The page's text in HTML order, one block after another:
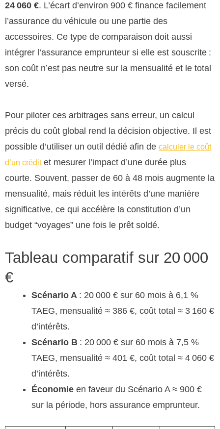
24 060 €. L’écart d’environ 900 € finance facilement
l’assurance du véhicule ou une partie des
accessoires. Ce type de comparaison doit aussi
intégrer l’assurance emprunteur si elle est souscrite :
son coût n’est pas neutre sur la mensualité et le total
versé.
Pour piloter ces arbitrages sans erreur, un calcul
précis du coût global rend la décision objective. Il est
possible d’utiliser un outil dédié afin de calculer le coût
d’un créditet mesurer l’impact d’une durée plus
courte. Souvent, passer de 60 à 48 mois augmente la
mensualité, mais réduit les intérêts d’une manière
significative, ce qui accélère la constitution d’un
budget “voyages” une fois le prêt soldé.
Tableau comparatif sur 20 000
€
Scénario A : 20 000 € sur 60 mois à 6,1 %
TAEG, mensualité ≈ 386 €, coût total ≈ 3 160 €
d’intérêts.
Scénario B : 20 000 € sur 60 mois à 7,5 %
TAEG, mensualité ≈ 401 €, coût total ≈ 4 060 €
d’intérêts.
Économie en faveur du Scénario A ≈ 900 €
sur la période, hors assurance emprunteur.